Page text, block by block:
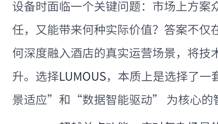
设备时面临一个关键问题：市场上方案
任，又能带来何种实际价值？答案不仅
何深度融入酒店的真实运营场景，将技
升。选择 LUMOUS ，本质上是选择了
景适应”和“数据智能驱动” 为核心的